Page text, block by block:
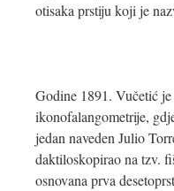
otisaka prstiju koji je
Godine 1891. Vučetić
ikonofalangometrije,
jedan naveden Julio
daktiloskopirao na tzv.
osnovana prva